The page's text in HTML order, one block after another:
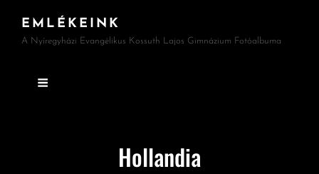
EMLÉKEINK
A Nyíregyházi Evangélikus Kossuth Lajos Gimnázium Fotóalbuma
Hollandia